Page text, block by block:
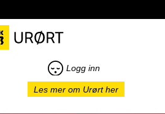
Logg inn
Les mer om Urørt her